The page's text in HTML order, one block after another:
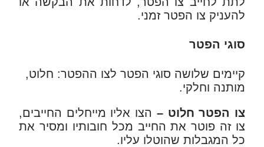
להעניק צו הפטר זמני.
סוגי הפטר
קיימים שלושה סוגי הפטר לצו ההפטר: חלוט,
מותנה וחלקי.
צו הפטר חלוט –הצו אליו מייחלים החייבים,
צו זה פוטר את החייב מכל חובותיו ומסיר את
כל המגבלות שהוטלו עליו.